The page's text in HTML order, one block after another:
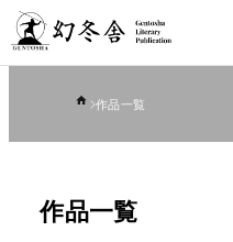
作品一覧
作品一覧